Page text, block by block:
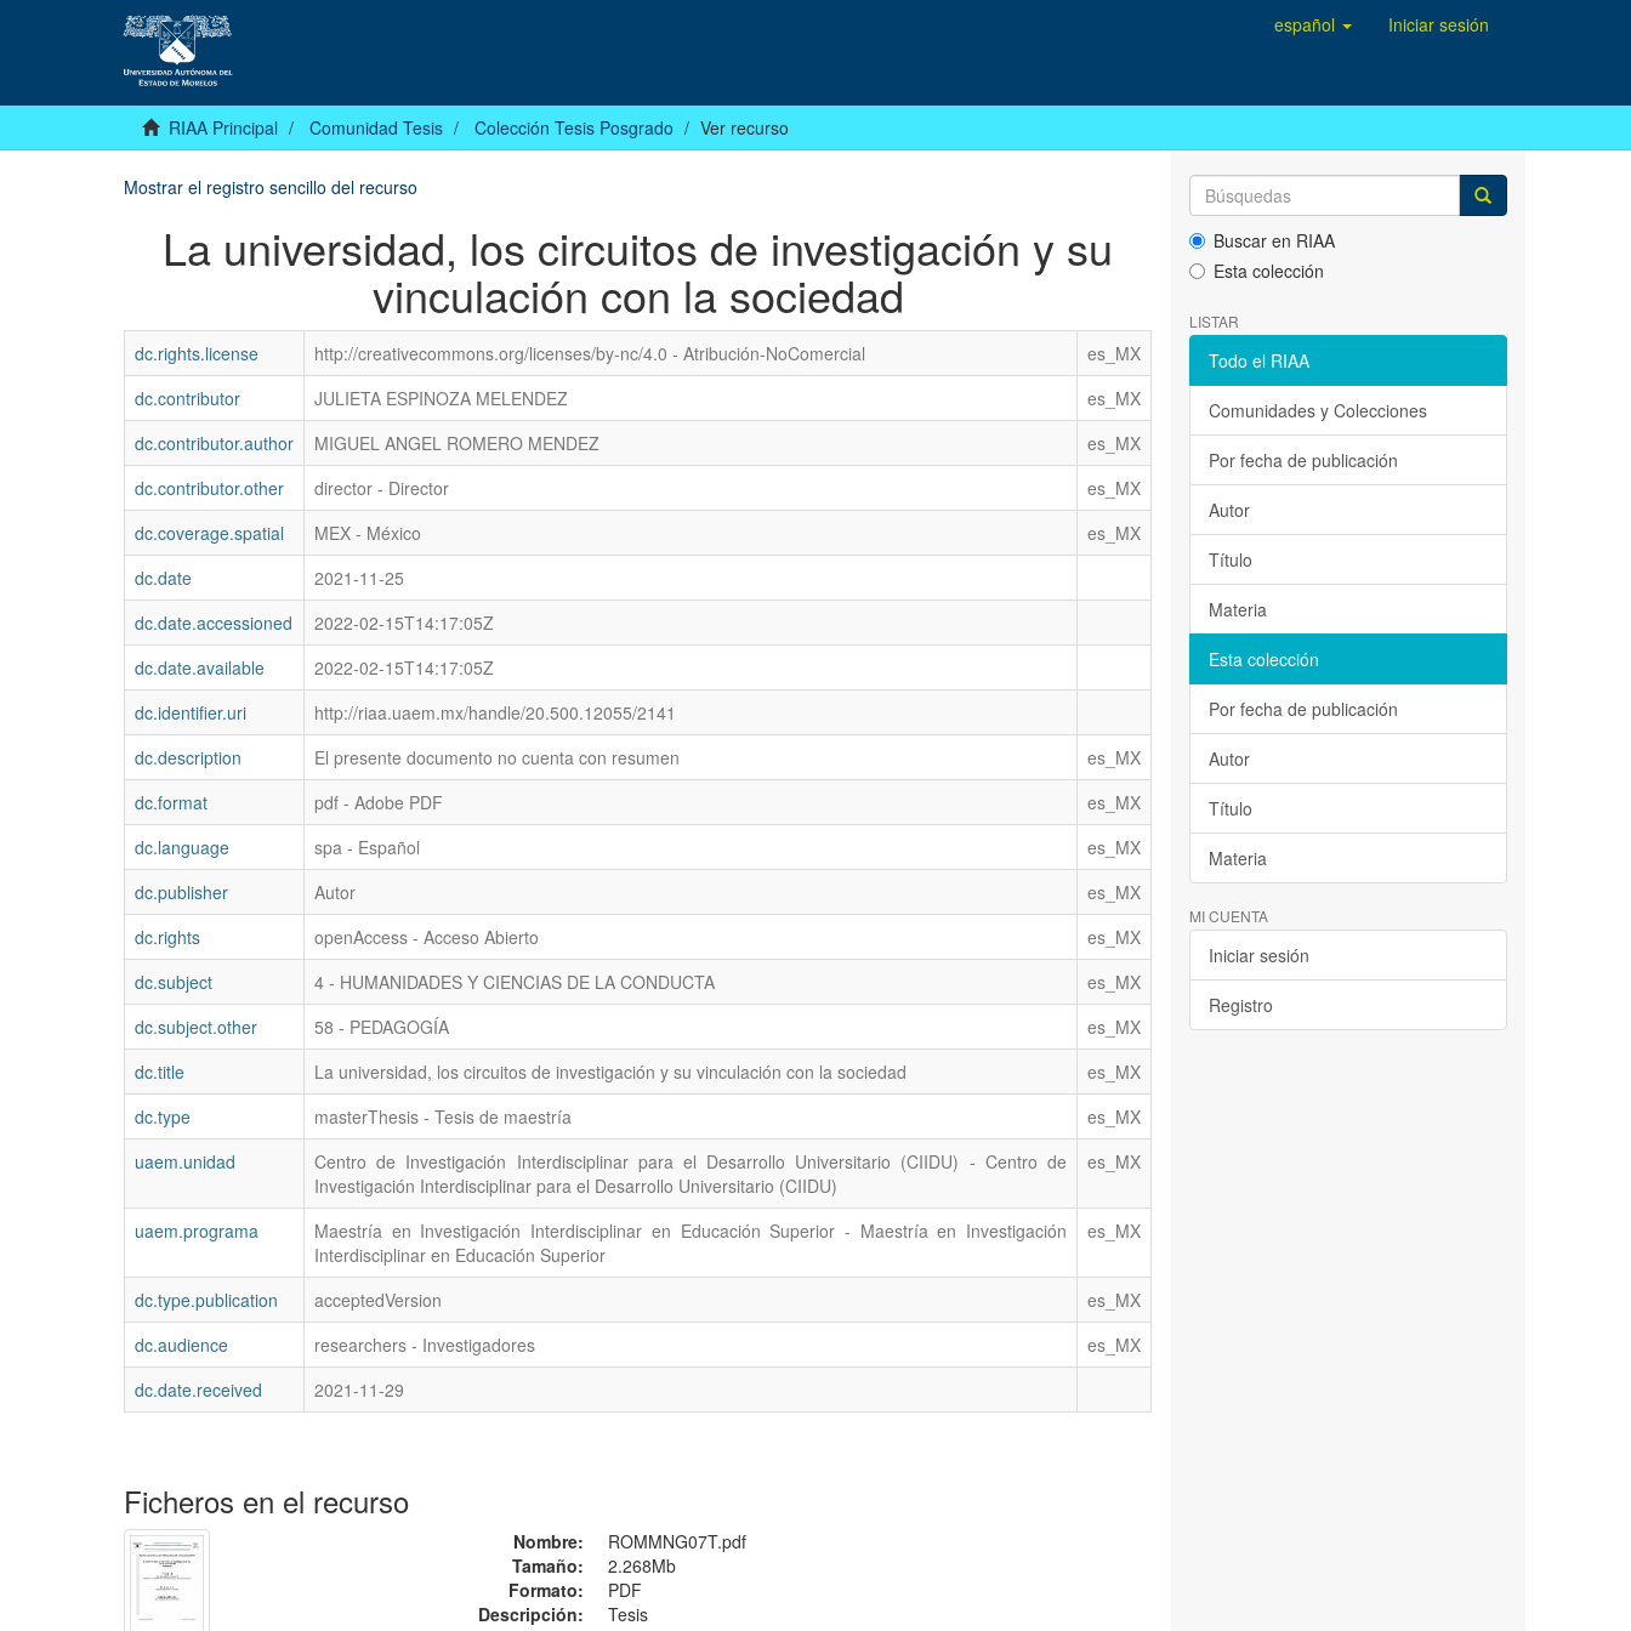
español Iniciar sesión
RIAA Principal Comunidad Tesis Colección Tesis Posgrado Ver recurso
Mostrar el registro sencillo del recurso
La universidad, los circuitos de investigación y su
vinculación con la sociedad
dc.rights.license http://creativecommons.org/licenses/by-nc/4.0 - Atribución-NoComercial
es_MX
dc.contributor
JULIETA ESPINOZA MELENDEZ
es_MX
dc.contributor.author
MIGUEL ANGEL ROMERO MENDEZ
es_MX
dc.contributor.other
director - Director
es_MX
dc.coverage.spatial
MEX - México
es_MX
dc.date
2021-11-25
dc.date.accessioned
2022-02-15T14:17:05Z
dc.date.available
2022-02-15T14:17:05Z
dc.identifier.uri
http://riaa.uaem.mx/handle/20.500.12055/2141
dc.description
El presente documento no cuenta con resumen
es_MX
dc.format
pdf - Adobe PDF
es_MX
dc.language
spa - Español
es_MX
dc.publisher
Autor
es_MX
dc.rights
openAccess - Acceso Abierto
es_MX
dc.subject
4 - HUMANIDADES Y CIENCIAS DE LA CONDUCTA
es_MX
dc.subject.other
58 - PEDAGOGÍA
es_MX
dc.title
La universidad, los circuitos de investigación y su vinculación con la sociedad
es_MX
dc.type
masterThesis - Tesis de maestría
es_MX
uaem.unidad
Centro de Investigación Interdisciplinar para el Desarrollo Universitario (CIIDU) - Centro de
Investigación Interdisciplinar para el Desarrollo Universitario (CIIDU)
es_MX
uaem.programa
Maestría en Investigación Interdisciplinar en Educación Superior - Maestría en Investigación
Interdisciplinar en Educación Superior
es_MX
dc.type.publication acceptedVersion
es_MX
dc.audience
researchers - Investigadores
es_MX
dc.date.received
2021-11-29
Ficheros en el recurso
Nombre:
ROMMNG07T.pdf
Tamaño:
2.268Mb
Formato:
PDF
Descripción:
Tesis
Buscar en RIAA
Esta colección
LISTAR
Todo el RIAA
Comunidades y Colecciones
Por fecha de publicación
Autor
Título
Materia
Esta colección
Por fecha de publicación
Autor
Título
Materia
MI CUENTA
Iniciar sesión
Registro